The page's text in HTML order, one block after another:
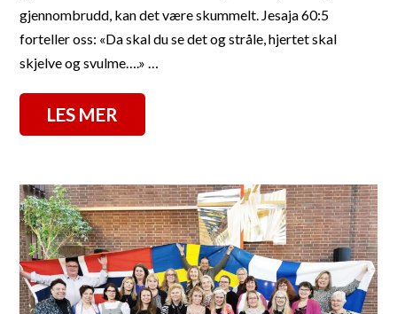
gjennombrudd, kan det være skummelt. Jesaja 60:5
forteller oss: «Da skal du se det og stråle, hjertet skal
skjelve og svulme….» …
LES MER